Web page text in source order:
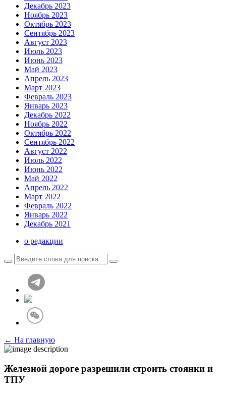
Декабрь 2023
Ноябрь 2023
Октябрь 2023
Сентябрь 2023
Август 2023
Июль 2023
Июнь 2023
Май 2023
Апрель 2023
Март 2023
Февраль 2023
Январь 2023
Декабрь 2022
Ноябрь 2022
Октябрь 2022
Сентябрь 2022
Август 2022
Июль 2022
Июнь 2022
Май 2022
Апрель 2022
Март 2022
Февраль 2022
Январь 2022
Декабрь 2021
о редакции
← На главную
Железной дороге разрешили строить стоянки и
ТПУ